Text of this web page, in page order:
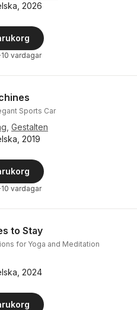
2026
vardagar
Sports Car
Gestalten
2019
vardagar
to Stay
for Yoga and Meditation
2024